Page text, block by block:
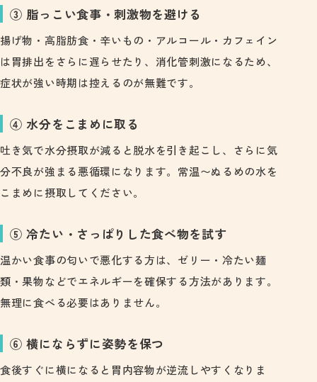
③ 脂っこい食事・刺激物を避ける
揚げ物・高脂肪食・辛いもの・アルコール・カフェイン
は胃排出をさらに遅らせたり、消化管刺激になるため、
症状が強い時期は控えるのが無難です。
④ 水分をこまめに取る
吐き気で水分摂取が減ると脱水を引き起こし、さらに気
分不良が強まる悪循環になります。常温〜ぬるめの水を
こまめに摂取してください。
⑤ 冷たい・さっぱりした食べ物を試す
温かい食事の匂いで悪化する方は、ゼリー・冷たい麺
類・果物などでエネルギーを確保する方法があります。
無理に食べる必要はありません。
⑥ 横にならずに姿勢を保つ
食後すぐに横になると胃内容物が逆流しやすくなりま